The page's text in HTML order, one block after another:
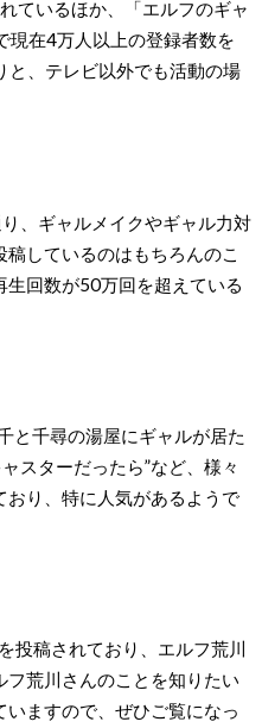
ているほか、「エルフのギャ
現在4万人以上の登録者数を
と、テレビ以外でも活動の場
、ギャルメイクやギャル力対
しているのはもちろんのこ
生回数が50万回を超えている
と千尋の湯屋にギャルが居た
スターだったら”など、様々
り、特に人気があるようで
投稿されており、エルフ荒川
荒川さんのことを知りたい
ますので、ぜひご覧になっ